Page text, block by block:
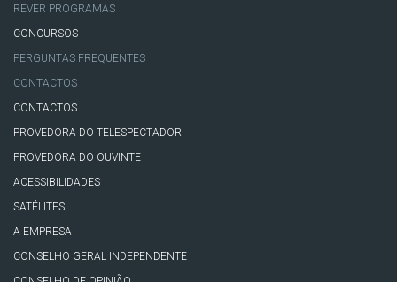
REVER PROGRAMAS
CONCURSOS
PERGUNTAS FREQUENTES
CONTACTOS
CONTACTOS
PROVEDORA DO TELESPECTADOR
PROVEDORA DO OUVINTE
ACESSIBILIDADES
SATÉLITES
A EMPRESA
CONSELHO GERAL INDEPENDENTE